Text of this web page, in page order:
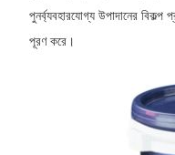
পুনর্ব্যবহারযোগ্য উপাদানের বিকল্প
পূরণ করে।